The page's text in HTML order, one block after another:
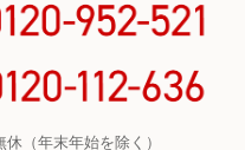
（年末年始を除く）